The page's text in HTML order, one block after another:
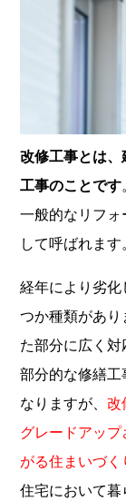
改修工事とは
工事のことです
一般的なリフ
して呼ばれます
経年により劣化
つか種類があ
た部分に広く対
部分的な修繕
なりますが、改
グレードアッ
がる住まいづ
住宅において